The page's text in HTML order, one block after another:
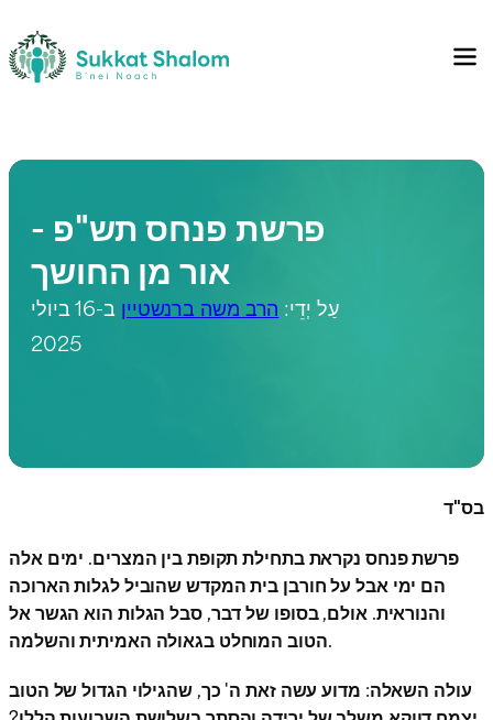
פרשת פנחס תש"פ -
אור מן החושך
עַל יְדֵי: הרב משה ברנשטיין
ב-16 ביולי
2025
בס"ד
פרשת פנחס נקראת בתחילת תקופת בין המצרים. ימים אלה
הם ימי אבל על חורבן בית המקדש שהוביל לגלות הארוכה
והנוראית. אולם, בסופו של דבר, סבל הגלות הוא הגשר אל
הטוב המוחלט בגאולה האמיתית והשלמה.
עולה השאלה: מדוע עשה זאת ה' כך, שהגילוי הגדול של הטוב